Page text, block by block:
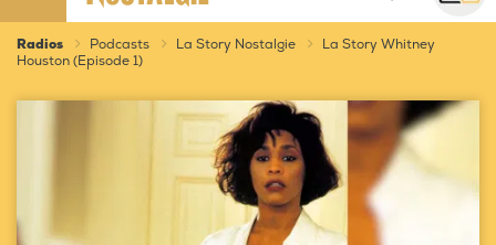
Radios Podcasts La Story Nostalgie
La Story Whitney
Houston (Episode 1)